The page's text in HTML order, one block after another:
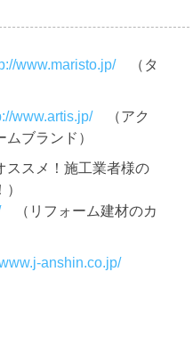
www.maristo.jp/（タ
www.artis.jp/（アク
ブランド）
ススメ！施工業者様の
）
（リフォーム建材のカ
anshin.co.jp/